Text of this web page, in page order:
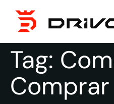
Tag: